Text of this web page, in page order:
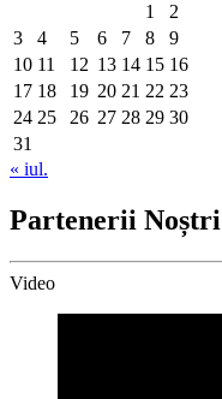
1
2
3
4 5 6 7 8
9
10 11 12 13 14 15 16
17 18 19 20 21 22 23
24 25 26 27 28 29 30
31
« iul.
Partenerii Noștri
Video